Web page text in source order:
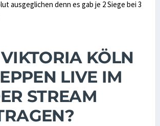
ausgeglichen denn es gab je 2 Siege bei 3
KÖLN
LIVE IM
STREAM